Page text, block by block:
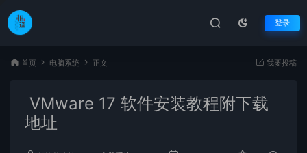
登录
首页 电脑系统 正文 我要投稿
VMware 17 软件安装教程附下载
地址